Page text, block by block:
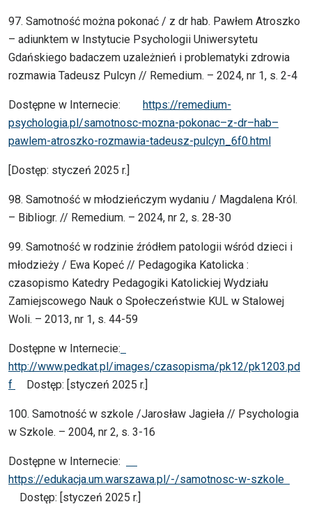
97. Samotność można pokonać / z dr hab. Pawłem Atroszko
– adiunktem w Instytucie Psychologii Uniwersytetu
Gdańskiego badaczem uzależnień i problematyki zdrowia
rozmawia Tadeusz Pulcyn // Remedium. – 2024, nr 1, s. 2-4
Dostępne w Internecie: https://remedium-
psychologia.pl/samotnosc-mozna-pokonac–z-dr–hab–
pawlem-atroszko-rozmawia-tadeusz-pulcyn_6f0.html
[Dostęp: styczeń 2025 r.]
98. Samotność w młodzieńczym wydaniu / Magdalena Król.
– Bibliogr. // Remedium. – 2024, nr 2, s. 28-30
99. Samotność w rodzinie źródłem patologii wśród dzieci i
młodzieży / Ewa Kopeć // Pedagogika Katolicka :
czasopismo Katedry Pedagogiki Katolickiej Wydziału
Zamiejscowego Nauk o Społeczeństwie KUL w Stalowej
Woli. – 2013, nr 1, s. 44-59
Dostępne w Internecie:
http://www.pedkat.pl/images/czasopisma/pk12/pk1203.pd
f
Dostęp: [styczeń 2025 r.]
100. Samotność w szkole /Jarosław Jagieła // Psychologia
w Szkole. – 2004, nr 2, s. 3-16
Dostępne w Internecie:
https://edukacja.um.warszawa.pl/-/samotnosc-w-szkole
Dostęp: [styczeń 2025 r.]